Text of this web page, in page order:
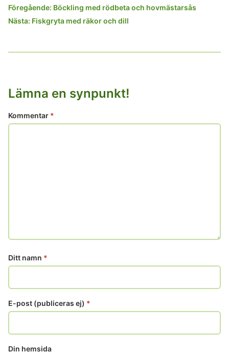
Inläggsnavigering
Föregående: Böckling med rödbeta och hovmästarsås
Nästa: Fiskgryta med räkor och dill
Lämna en synpunkt!
Kommentar *
Ditt namn *
E-post (publiceras ej) *
Din hemsida